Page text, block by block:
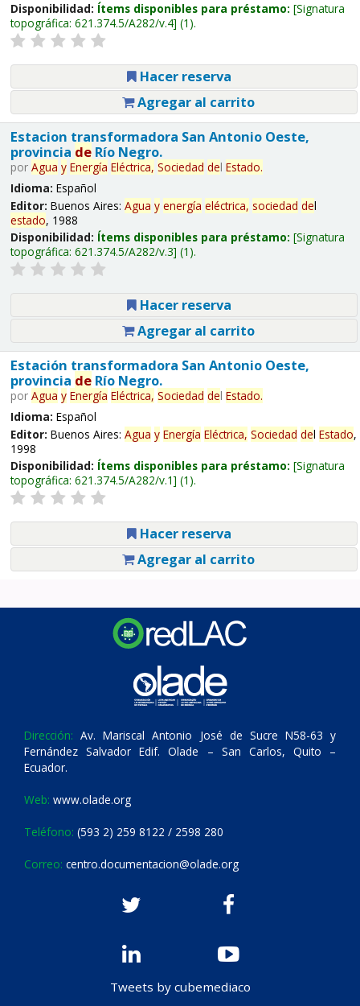
Disponibilidad: Ítems disponibles para préstamo: Signatura
topográfica: 621.374.5/A282/v.4 (1).
Hacer reserva
Agregar al carrito
Estacion transformadora San Antonio Oeste,
provincia deRío Negro.
por Agua y Energía Eléctrica, Sociedad del Estado.
Idioma: Español
Editor: Buenos Aires: Agua y energía eléctrica, sociedad del
estado, 1988
Disponibilidad: Ítems disponibles para préstamo: Signatura
topográfica: 621.374.5/A282/v.3 (1).
Hacer reserva
Agregar al carrito
Estación transformadora San Antonio Oeste,
provincia deRío Negro.
por Agua y Energía Eléctrica, Sociedad del Estado.
Idioma: Español
Editor: Buenos Aires: Agua y Energía Eléctrica, Sociedad del Estado,
1998
Disponibilidad: Ítems disponibles para préstamo: Signatura
topográfica: 621.374.5/A282/v.1 (1).
Hacer reserva
Agregar al carrito
Dirección: Av. Mariscal Antonio José de Sucre N58-63 y
Fernández Salvador Edif. Olade – San Carlos, Quito –
Ecuador.
Web: www.olade.org
Teléfono: (593 2) 259 8122 / 2598 280
Correo: centro.documentacion@olade.org
Tweets by cubemediaco